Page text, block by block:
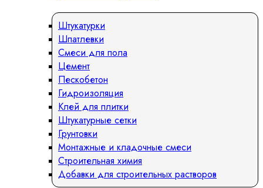
Штукатурки
Шпатлевки
Смеси для пола
Цемент
Пескобетон
Гидроизоляция
Клей для плитки
Штукатурные сетки
Грунтовки
Монтажные и кладочные смеси
Строительная химия
Добавки для строительных растворов